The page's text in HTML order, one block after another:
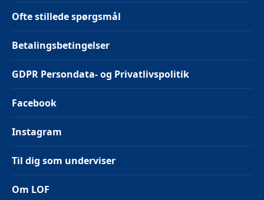
Ofte stillede spørgsmål
Betalingsbetingelser
GDPR Persondata- og Privatlivspolitik
Facebook
Instagram
Til dig som underviser
Om LOF